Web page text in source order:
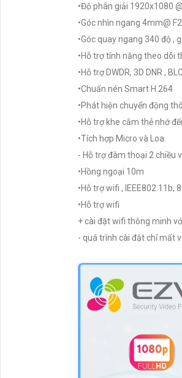
•Độ phân giải 1920x1080
•Góc nhìn ngang 4mm@
•Góc quay ngang 340 độ ,
•Hỗ trợ tính năng theo dõi
•Hỗ trợ DWDR, 3D DNR ,
•Chuấn nén Smart H.264
•Phát hiện chuyển động
•Hỗ trợ khe cắm thẻ nhớ
•Tích hợp Micro và Loa
- Hỗ trợ đàm thoại 2 chiều
•Hồng ngoại 10m
•Hỗ trợ wifi , IEEE802.11b,
•Hỗ trợ wifi
+ cài đặt wifi thông minh
- quá trình cài đặt chỉ mất